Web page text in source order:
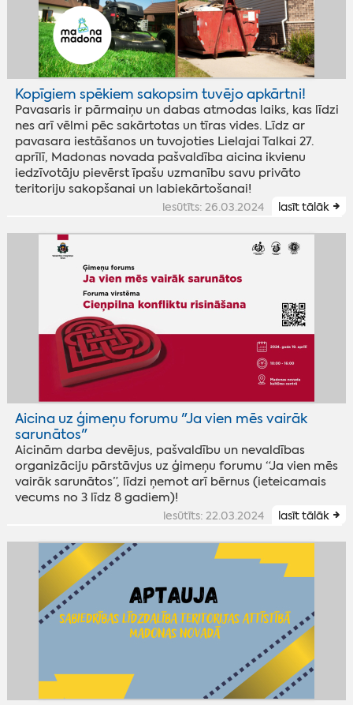
Kopīgiem spēkiem sakopsim tuvējo apkārtni!
Pavasaris ir pārmaiņu un dabas atmodas laiks, kas līdzi
nes arī vēlmi pēc sakārtotas un tīras vides. Līdz ar
pavasara iestāšanos un tuvojoties Lielajai Talkai 27.
aprīlī, Madonas novada pašvaldība aicina ikvienu
iedzīvotāju pievērst īpašu uzmanību savu privāto
teritoriju sakopšanai un labiekārtošanai!
iesūtīts: 26.03.2024 lasīt tālāk
Aicina uz ģimeņu forumu "Ja vien mēs vairāk
sarunātos"
Aicinām darba devējus, pašvaldību un nevaldības
organizāciju pārstāvjus uz ģimeņu forumu “Ja vien mēs
vairāk sarunātos”, līdzi ņemot arī bērnus (ieteicamais
vecums no 3 līdz 8 gadiem)!
iesūtīts: 22.03.2024 lasīt tālāk